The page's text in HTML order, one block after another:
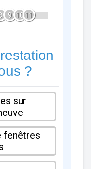
9 10 11
?
sur
fenêtres